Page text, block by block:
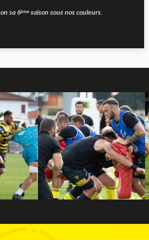
sa 6ème saison sous nos couleurs.